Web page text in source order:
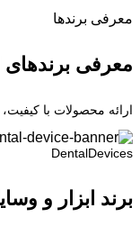
معرفی برند‌ها
معرفی
ارائه محصولات با
DentalDevices
برند ابزار و